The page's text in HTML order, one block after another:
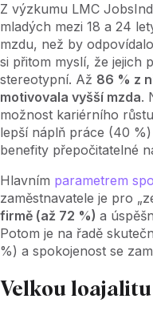
Z výzkumu LMC
mladých mezi 18 a 24
mzdu, než by
si přitom myslí, že jejich
stereotypní. Až 86 % z
motivovala vyšší mzda.
možnost kariérního
lepší náplň práce (40
benefity přepočitatelné
Hlavním parametrem
zaměstnavatele je pro
firmě (až 72 %) a
Potom je na řadě
%) a spokojenost se
Velkou